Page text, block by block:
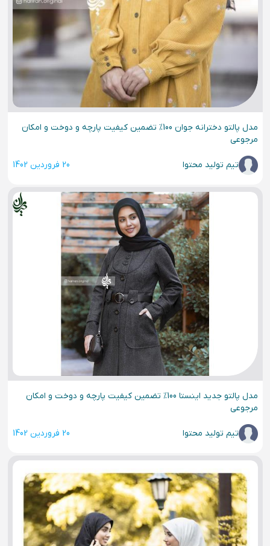
مدل پالتو دخترانه جوان 100% تضمین کیفیت پارچه و دوخت و امکان
مرجوعی
تیم تولید محتوا 20 فروردین 1402
مدل پالتو جدید اینستا 100% تضمین کیفیت پارچه و دوخت و امکان
مرجوعی
تیم تولید محتوا 20 فروردین 1402